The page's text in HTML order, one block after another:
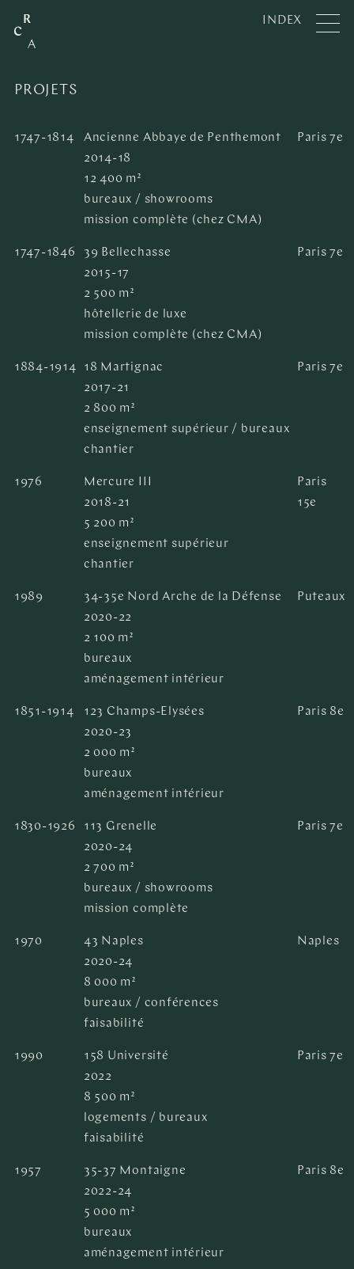
INDEX
PROJETS
1747-1814
Ancienne Abbaye de Penthemont
2014-18
12 400 m²
bureaux / showrooms
mission complète (chez CMA)
Paris 7e
1747-1846
39 Bellechasse
2015-17
2 500 m²
hôtellerie de luxe
mission complète (chez CMA)
Paris 7e
1884-1914
18 Martignac
2017-21
2 800 m²
enseignement supérieur / bureaux
chantier
Paris 7e
1976
Mercure III
2018-21
5 200 m²
enseignement supérieur
chantier
Paris
15e
1989
34-35e Nord Arche de la Défense
2020-22
2 100 m²
bureaux
aménagement intérieur
Puteaux
1851-1914
123 Champs-Elysées
2020-23
2 000 m²
bureaux
aménagement intérieur
Paris 8e
1830-1926
113 Grenelle
2020-24
2 700 m²
bureaux / showrooms
mission complète
Paris 7e
1970
43 Naples
2020-24
8 000 m²
bureaux / conférences
faisabilité
Naples
1990
158 Université
2022
8 500 m²
logements / bureaux
faisabilité
Paris 7e
1957
35-37 Montaigne
2022-24
5 000 m²
bureaux
aménagement intérieur
Paris 8e